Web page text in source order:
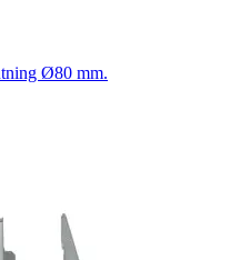
Ø80 mm.